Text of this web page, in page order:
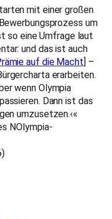
mit einer großen
um
so eine Umfrage laut
und das ist auch
auf die Macht] –
erarbeiten.
wenn Olympia
Dann ist das
umzusetzen.‹«
NOlympia-